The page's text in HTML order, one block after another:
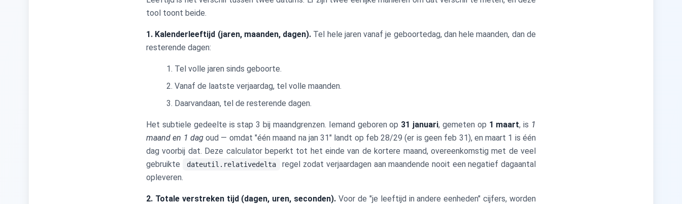
tool toont beide.
1. Kalenderleeftijd (jaren, maanden, dagen). Tel hele jaren vanaf je geboortedag, dan hele maanden, dan de
resterende dagen:
Tel volle jaren sinds geboorte.
Vanaf de laatste verjaardag, tel volle maanden.
Daarvandaan, tel de resterende dagen.
Het subtiele gedeelte is stap 3 bij maandgrenzen. Iemand geboren op 31 januari, gemeten op 1 maart, is 1
maand en 1 dagoud — omdat "één maand na jan 31" landt op feb 28/29 (er is geen feb 31), en maart 1 is één
dag voorbij dat. Deze calculator beperkt tot het einde van de kortere maand, overeenkomstig met de veel
gebruikte
dateutil.relativedelta
regel zodat verjaardagen aan maandende nooit een negatief dagaantal
opleveren.
2. Totale verstreken tijd (dagen, uren, seconden). Voor de "je leeftijd in andere eenheden" cijfers, worden